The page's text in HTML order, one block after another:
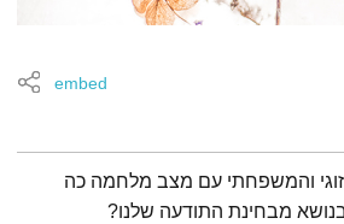
embed
והמשפחתי עם מצב מלחמה כה
בנושא מבחינת התודעה שלנו?